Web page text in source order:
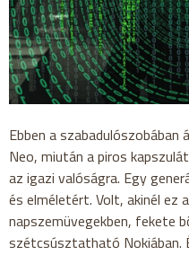
Ebben a
Neo, miután a piros
az igazi valóságra. Egy
és elméletért. Volt, akinél ez
napszemüvegekben, fekete
szétcsúsztatható Nokiában.